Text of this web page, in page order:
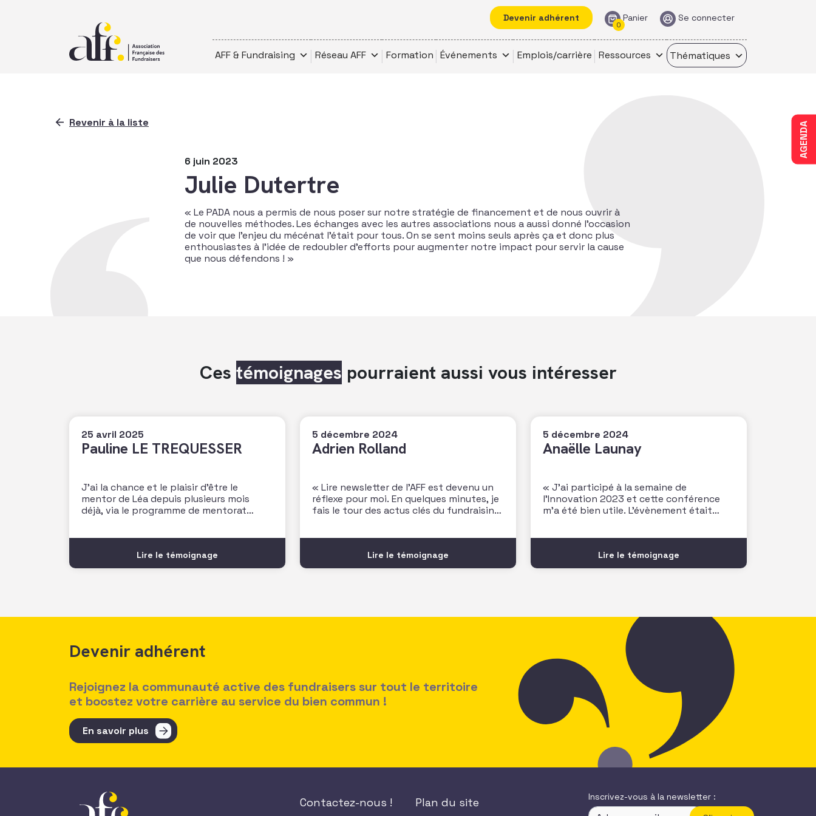
Devenir adhérent Panier
0
Se connecter
AFF & Fundraising Réseau AFF Formation Événements Emplois/carrière Ressources Thématiques
AGENDA
Revenir à la liste
6 juin 2023
Julie Dutertre
« Le PADA nous a permis de nous poser sur notre stratégie de financement et de nous ouvrir à
de nouvelles méthodes. Les échanges avec les autres associations nous a aussi donné l’occasion
de voir que l’enjeu du mécénat l’était pour tous. On se sent moins seuls après ça et donc plus
enthousiastes à l’idée de redoubler d’efforts pour augmenter notre impact pour servir la cause
que nous défendons ! »
Ces témoignages pourraient aussi vous intéresser
25 avril 2025
Pauline LE TREQUESSER
J’ai la chance et le plaisir d’être le
mentor de Léa depuis plusieurs mois
déjà, via le programme de mentorat
de talent, et de lui partager un peu de
mon expérience sur une
Lire le témoignage
5 décembre 2024
Adrien Rolland
« Lire newsletter de l’AFF est devenu un
réflexe pour moi. En quelques minutes, je
fais le tour des actus clés du fundraising,
connecté au secteur ! Un vrai plus dans
mon quotidien
Lire le témoignage
5 décembre 2024
Anaëlle Launay
« J’ai participé à la semaine de
l’Innovation 2023 et cette conférence
m’a été bien utile. L’évènement était
l’utilisation de l’écosystème pour
booster son innovation et son impact
Lire le témoignage
Devenir adhérent
Rejoignez la communauté active des fundraisers sur tout le territoire
et boostez votre carrière au service du bien commun !
En savoir plus
Contactez-nous ! Plan du site
Inscrivez-vous à la newsletter :